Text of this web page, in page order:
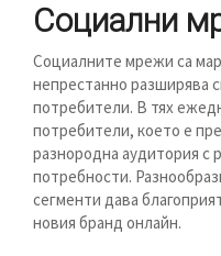
Социални
Социалните мрежи са
непрестанно разширява
потребители. В тях
потребители, което е
разнородна аудитория с
потребности.
сегменти дава
новия бранд онлайн.